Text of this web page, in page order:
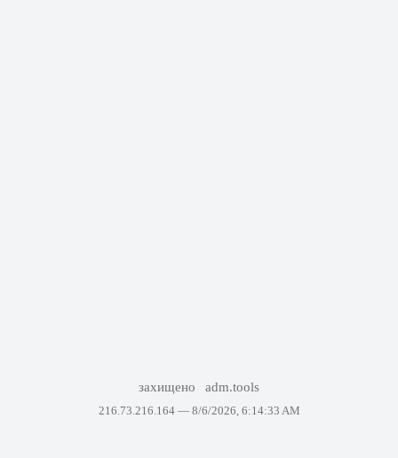
захищено adm.tools
216.73.216.164 — 8/6/2026, 6:14:33 AM